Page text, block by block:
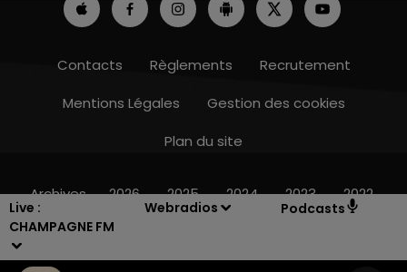
Live :
CHAMPAGNE FM
Webradios Podcasts
Contacts Règlements
Recrutement
Mentions Légales
Gestion des cookies
Plan du site
Archives 2026 2025 2024 2023 2022